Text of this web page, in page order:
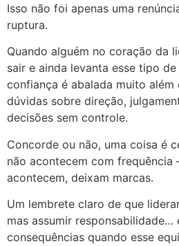
Isso não foi apenas uma
ruptura.
Quando alguém no coração da
sair e ainda levanta esse tipo
confiança é abalada muito
dúvidas sobre direção,
decisões sem controle.
Concorde ou não, uma coisa é
não acontecem com
acontecem, deixam marcas.
Um lembrete claro de que
mas assumir responsabilidade…
consequências quando esse